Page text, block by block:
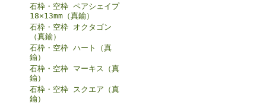
石枠・空枠 ペアシェイプ
18×13mm（真鍮）
石枠・空枠 オクタゴン
（真鍮）
石枠・空枠 ハート（真
鍮）
石枠・空枠 マーキス（真
鍮）
石枠・空枠 スクエア（真
鍮）